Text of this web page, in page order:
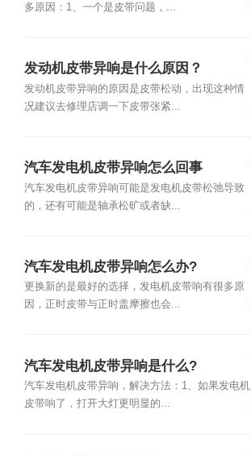
多原因：1、一个是皮带问题，...
发动机皮带异响是什么原因？
发动机皮带异响的原因是皮带松动，出现这种情
况建议去修理店调一下皮带张紧...
汽车发电机皮带异响怎么回事
汽车发电机皮带异响可能是发电机皮带松弛导致
的，还有可能是轴承松旷或者缺...
汽车发电机皮带异响怎么办?
更换新的是最好的选择，发电机皮带响有很多原
因，正时皮带与正时盖摩擦也会...
汽车发电机皮带异响是什么?
汽车发电机皮带异响，解决方法：1、如果发电机
皮带响了，打开大灯更明显的...